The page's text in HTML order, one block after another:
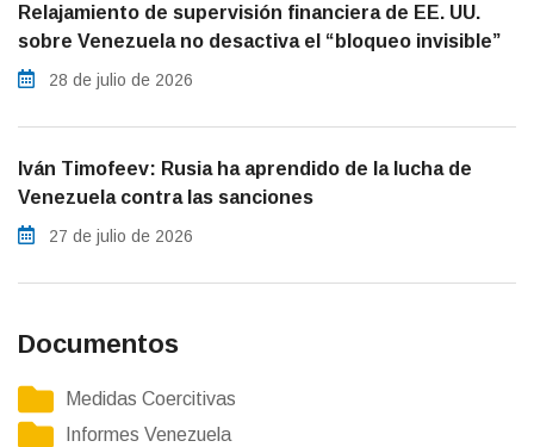
Relajamiento de supervisión financiera de EE. UU.
sobre Venezuela no desactiva el “bloqueo invisible”
28 de julio de 2026
Iván Timofeev: Rusia ha aprendido de la lucha de
Venezuela contra las sanciones
27 de julio de 2026
Documentos
Medidas Coercitivas
Informes Venezuela